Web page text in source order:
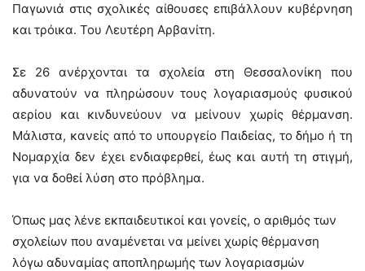
Παγωνιά στις σχολικές αίθουσες επιβάλλουν κυβέρνηση
και τρόικα. Του Λευτέρη Αρβανίτη.
Σε 26 ανέρχονται τα σχολεία στη Θεσσαλονίκη που
αδυνατούν να πληρώσουν τους λογαριασμούς φυσικού
αερίου και κινδυνεύουν να μείνουν χωρίς θέρμανση.
Μάλιστα, κανείς από το υπουργείο Παιδείας, το δήμο ή τη
Νομαρχία δεν έχει ενδιαφερθεί, έως και αυτή τη στιγμή,
για να δοθεί λύση στο πρόβλημα.
Όπως μας λένε εκπαιδευτικοί και γονείς, ο αριθμός των
σχολείων που αναμένεται να μείνει χωρίς θέρμανση
λόγω αδυναμίας αποπληρωμής των λογαριασμών